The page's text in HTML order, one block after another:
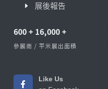
展後報告
600 + 16,000 +
參展商 / 平米展出面積
Like Us